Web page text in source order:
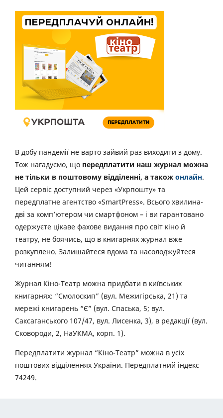
В добу пандемії не варто зайвий раз виходити з дому.
Тож нагадуємо, що передплатити наш журнал можна
не тільки в поштовому відділенні, а також онлайн.
Цей сервіс доступний через «Укрпошту» та
передплатне агентство «SmartPress». Всього хвилина-
дві за комп’ютером чи смартфоном – і ви гарантовано
одержуєте цікаве фахове видання про світ кіно й
театру, не боячись, що в книгарнях журнал вже
розкуплено. Залишайтеся вдома та насолоджуйтеся
читанням!
Журнал Кіно-Театр можна придбати в київських
книгарнях: “Смолоскип” (вул. Межигірська, 21) та
мережі книгарень “Є” (вул. Спаська, 5; вул.
Саксаганського 107/47, вул. Лисенка, 3), в редакції (вул.
Сковороди, 2, НаУКМА, корп. 1).
Передплатити журнал “Кіно-Театр” можна в усіх
поштових відділеннях України. Передплатний індекс
74249.